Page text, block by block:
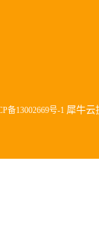
备13002669号-1 犀牛云